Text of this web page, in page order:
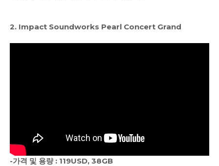
2. Impact Soundworks Pearl Concert Grand
-가격 및 용량 : 119USD, 38GB